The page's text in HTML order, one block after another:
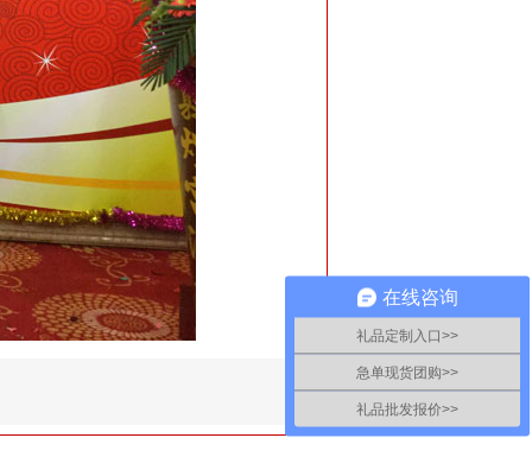
在线咨询
礼品定制入口>>
急单现货团购>>
礼品批发报价>>